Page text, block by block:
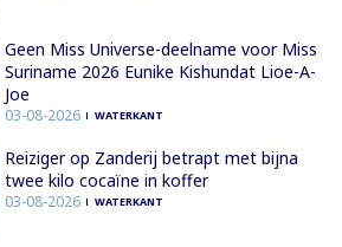
Geen Miss Universe-deelname voor Miss
Suriname 2026 Eunike Kishundat Lioe-A-
Joe
03-08-2026 WATERKANT
Reiziger op Zanderij betrapt met bijna
twee kilo cocaïne in koffer
03-08-2026 WATERKANT